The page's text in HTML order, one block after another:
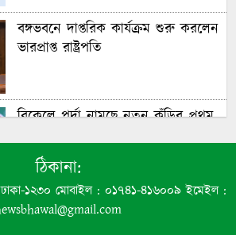
বঙ্গভবনে দাপ্তরিক কার্যক্রম শুরু করলেন
ভারপ্রাপ্ত রাষ্ট্রপতি
বিকেলে পর্দা নামছে নতুন কুঁড়ির প্রথম
সব বাধা অতিক্রম করে দেশকে এগিয়ে
নিতে চায় সরকার: প্রধানমন্ত্রী
ঠিকানা:
ঢাকা-১২৩০ মোবাইল : ০১৭৪১-৪১৬০০৯ ইমেইল :